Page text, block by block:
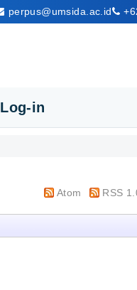
perpus@umsida.ac.id
Log-in
Atom RSS